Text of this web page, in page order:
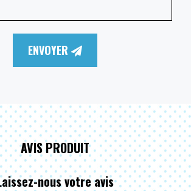
ENVOYER
AVIS PRODUIT
nous votre avis